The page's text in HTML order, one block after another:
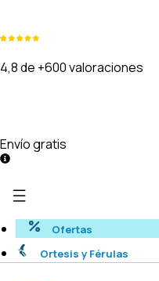
4,8 de +600 valoraciones
Envío gratis
Ofertas
Ortesis y Férulas